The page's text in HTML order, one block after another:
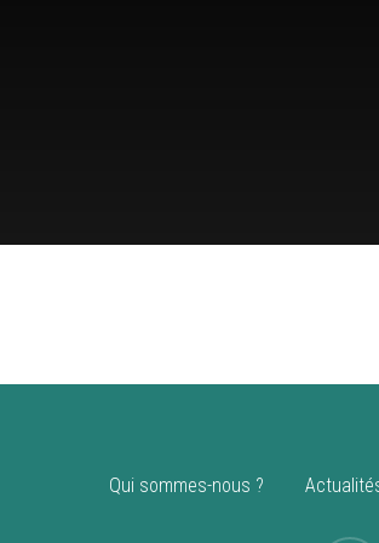
Qui sommes-nous ?